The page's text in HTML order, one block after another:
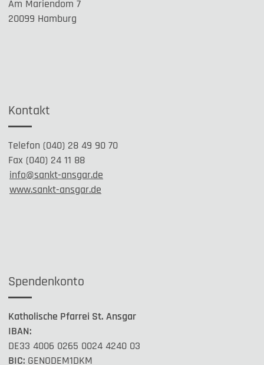
Am Mariendom 7
20099 Hamburg
Kontakt
Telefon (040) 28 49 90 70
Fax (040) 24 11 88
info@sankt-ansgar.de
www.sankt-ansgar.de
Spendenkonto
Katholische Pfarrei St. Ansgar
IBAN:
DE33 4006 0265 0024 4240 03
BIC: GENODEM1DKM